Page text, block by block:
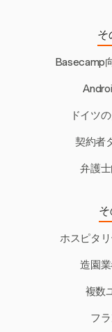
そ
Basecamp
ドイツ
契約者
弁護
ホスピタ
造園
複数
フ